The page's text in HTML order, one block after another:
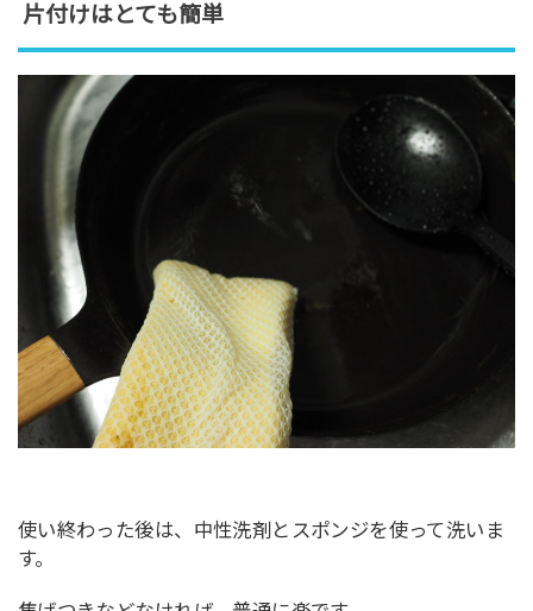
片付けはとても簡単
使い終わった後は、中性洗剤とスポンジを使って洗いま
す。